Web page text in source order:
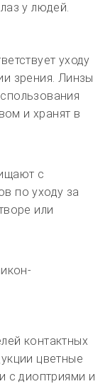
у людей.
уходу
зрения. Линзы
и хранят в
с
по уходу за
или
контактных
цветные
с диоптриями и